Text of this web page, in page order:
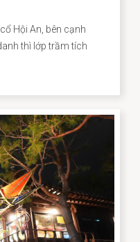
Hội An, bên cạnh
thì lớp trầm tích
cư dân địa
tác kiểm kê, nhận
đối với các Di sản văn
một cách hệ thống,
quan trọng cho chiến
sản trong bối cảnh